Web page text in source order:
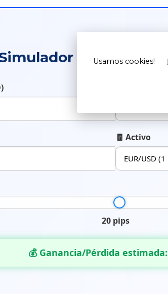
de
🧾 Activo
20 pips
💰 Ganancia/Pérdida estimada:
Usamos cookies!